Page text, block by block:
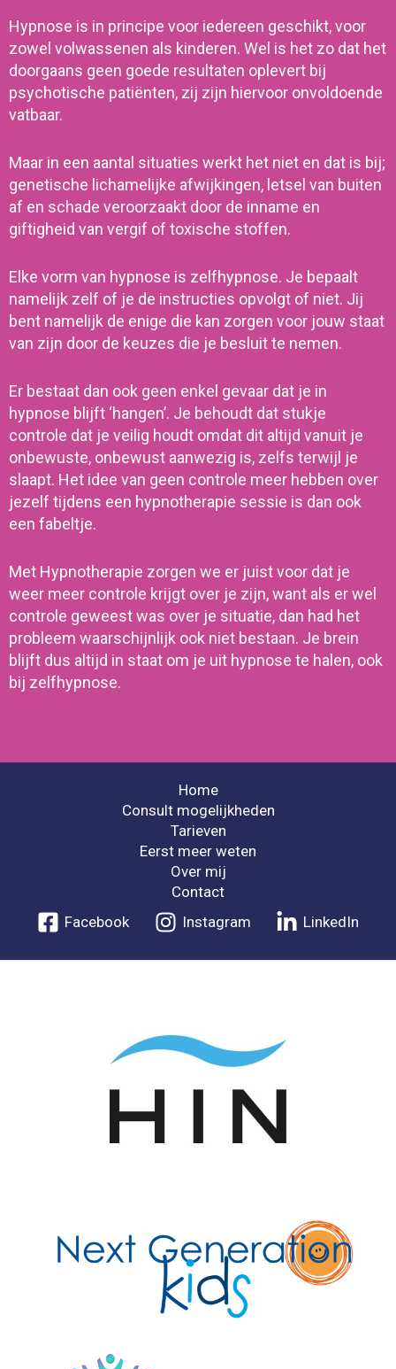
Hypnose is in principe voor iedereen geschikt, voor
zowel volwassenen als kinderen. Wel is het zo dat het
doorgaans geen goede resultaten oplevert bij
psychotische patiënten, zij zijn hiervoor onvoldoende
vatbaar.
Maar in een aantal situaties werkt het niet en dat is bij;
genetische lichamelijke afwijkingen, letsel van buiten
af en schade veroorzaakt door de inname en
giftigheid van vergif of toxische stoffen.
Elke vorm van hypnose is zelfhypnose. Je bepaalt
namelijk zelf of je de instructies opvolgt of niet. Jij
bent namelijk de enige die kan zorgen voor jouw staat
van zijn door de keuzes die je besluit te nemen.
Er bestaat dan ook geen enkel gevaar dat je in
hypnose blijft ‘hangen’. Je behoudt dat stukje
controle dat je veilig houdt omdat dit altijd vanuit je
onbewuste, onbewust aanwezig is, zelfs terwijl je
slaapt. Het idee van geen controle meer hebben over
jezelf tijdens een hypnotherapie sessie is dan ook
een fabeltje.
Met Hypnotherapie zorgen we er juist voor dat je
weer meer controle krijgt over je zijn, want als er wel
controle geweest was over je situatie, dan had het
probleem waarschijnlijk ook niet bestaan. Je brein
blijft dus altijd in staat om je uit hypnose te halen, ook
bij zelfhypnose.
Home
Consult mogelijkheden
Tarieven
Eerst meer weten
Over mij
Contact
Facebook
Instagram LinkedIn